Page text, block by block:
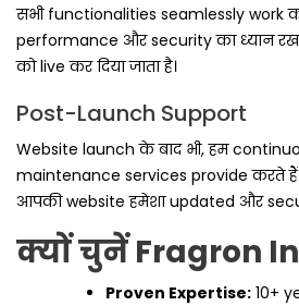
सभी functionalities seamlessly work
performance और security का ध्यान
को live कर दिया जाता है।
Post-Launch Support
Website launch के बाद भी, हम
maintenance services provide करते
आपकी website हमेशा updated और
क्यों चुनें Fragron
Proven Expertise: 10+